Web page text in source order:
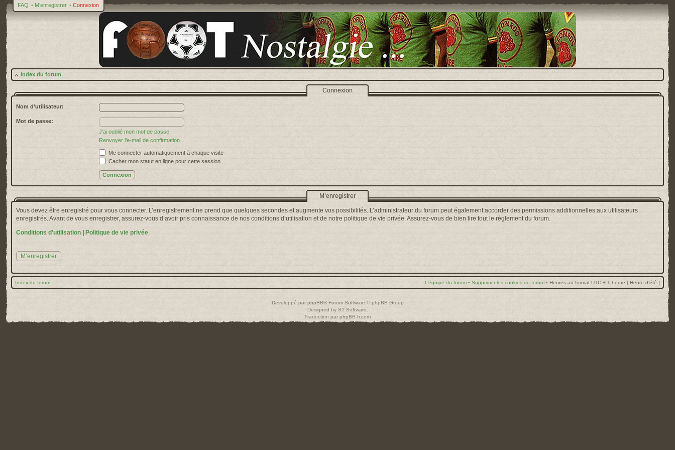
FAQ • M’enregistrer • Connexion
Index du forum
Connexion
Nom d’utilisateur:
Mot de passe:
J’ai oublié mon mot de passe
Renvoyer l’e-mail de confirmation
Me connecter automatiquement à chaque visite
Cacher mon statut en ligne pour cette session
M’enregistrer
Vous devez être enregistré pour vous connecter. L’enregistrement ne prend que quelques secondes et augmente vos possibilités. L’administrateur du forum peut également accorder des permissions additionnelles aux utilisateurs
enregistrés. Avant de vous enregistrer, assurez-vous d’avoir pris connaissance de nos conditions d’utilisation et de notre politique de vie privée. Assurez-vous de bien lire tout le règlement du forum.
Conditions d’utilisation
Politique de vie privée
M’enregistrer
Index du forum L’équipe du forum • Supprimer les cookies du forum • Heures au format UTC + 1 heure [ Heure d’été ]
Développé par phpBB® Forum Software © phpBB Group
Designed by ST Software
Traduction par phpBB-fr.com